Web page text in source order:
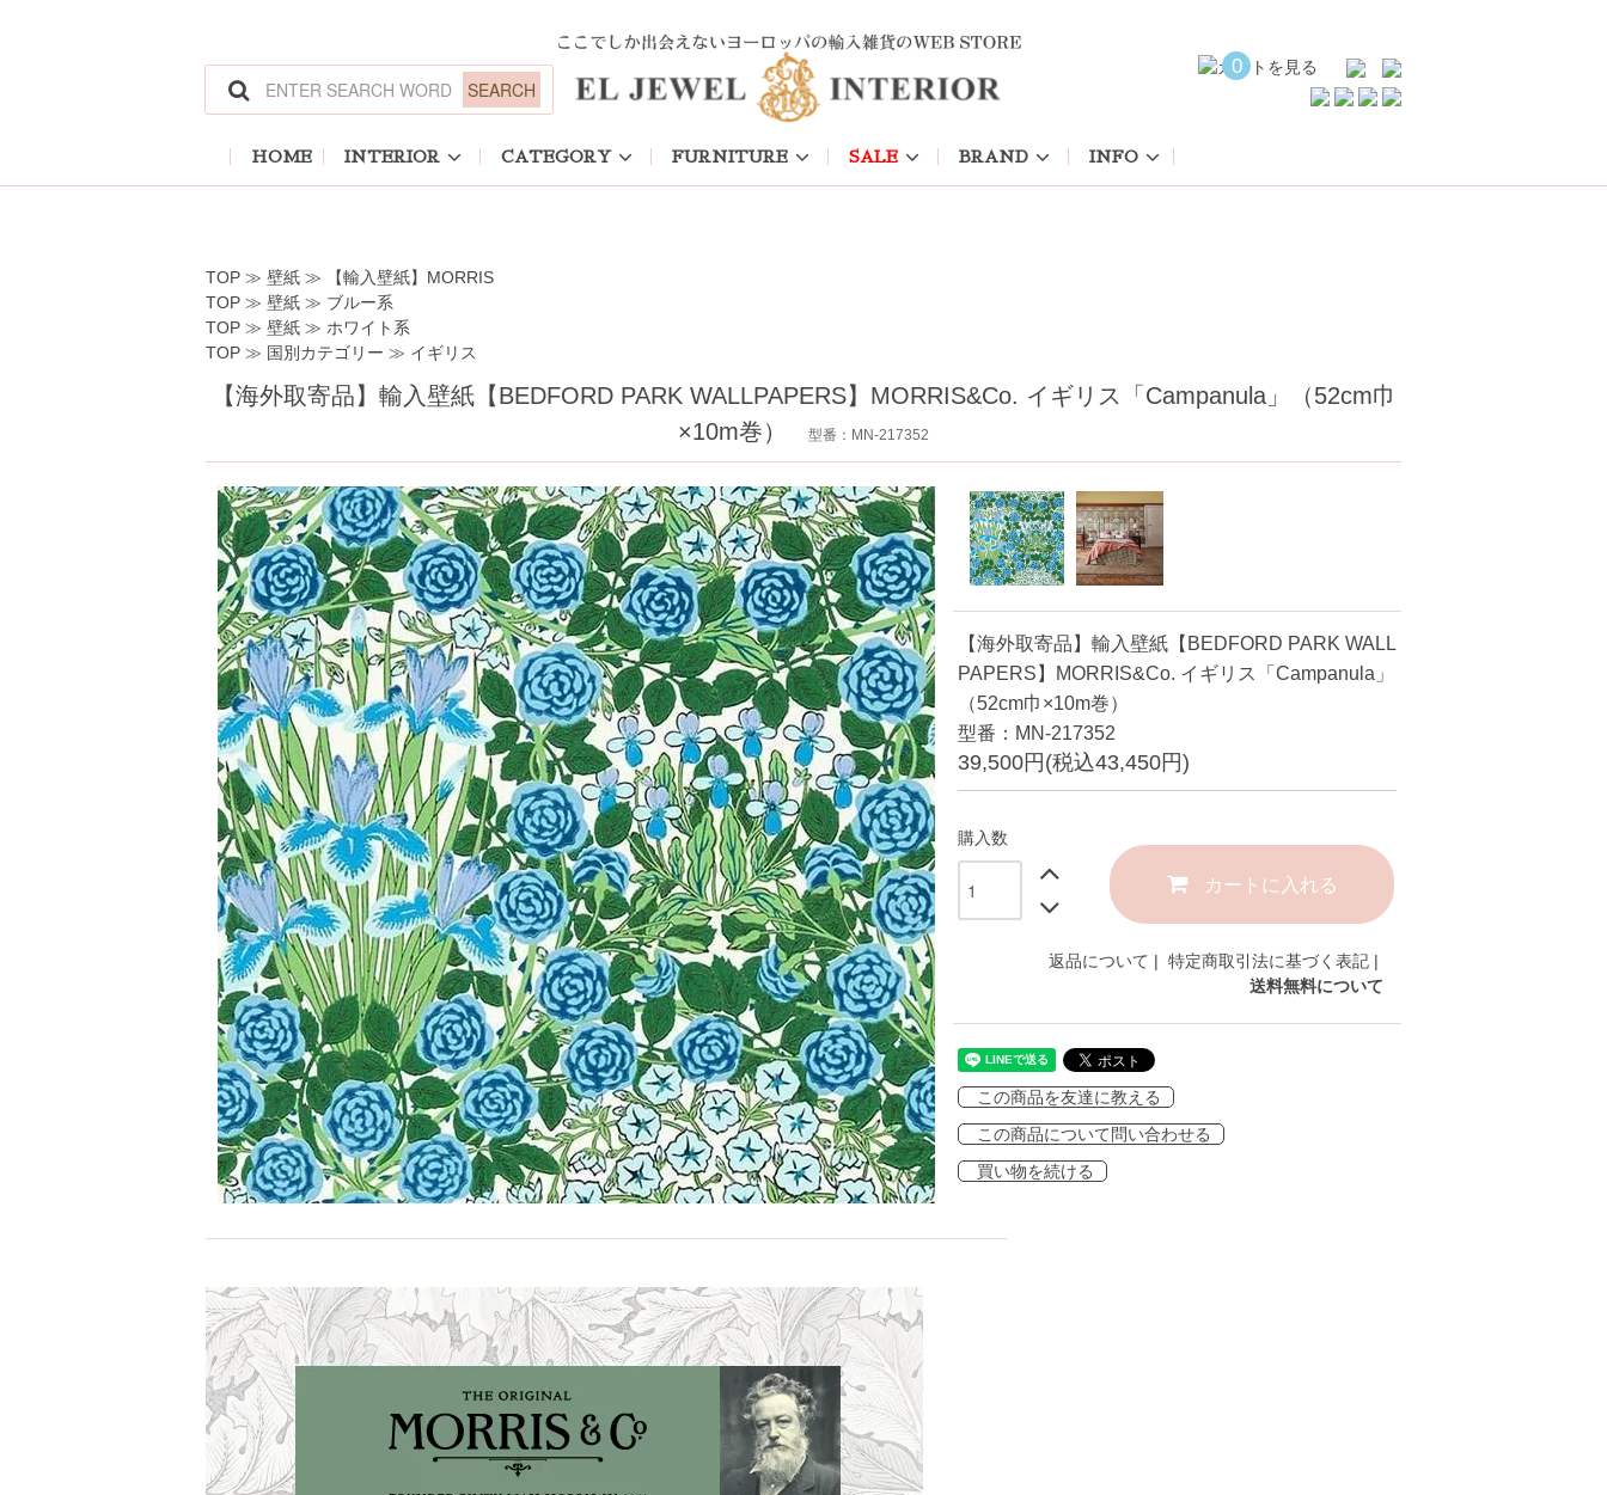
0
HOME INTERIOR CATEGORY FURNITURE SALE BRAND INFO
ホーム
ホーム
>国別カテゴリー >イギリス
TOP ≫ 壁紙 ≫
【輸入壁紙】MORRIS
TOP ≫ 壁紙 ≫ ブルー系
TOP ≫ 壁紙 ≫ ホワイト系
TOP ≫ 国別カテゴリー ≫ イギリス
【海外取寄品】輸入壁紙【BEDFORD PARK WALLPAPERS】MORRIS&Co. イギリス「Campanula」（52cm巾
×10m巻）
型番：MN-217352
【海外取寄品】輸入壁紙【BEDFORD PARK WALL
PAPERS】MORRIS&Co. イギリス「Campanula」
（52cm巾×10m巻）
型番：MN-217352
39,500円(税込43,450円)
購入数
カートに入れる
返品について | 特定商取引法に基づく表記 |
送料無料について
この商品を友達に教える
この商品について問い合わせる
買い物を続ける